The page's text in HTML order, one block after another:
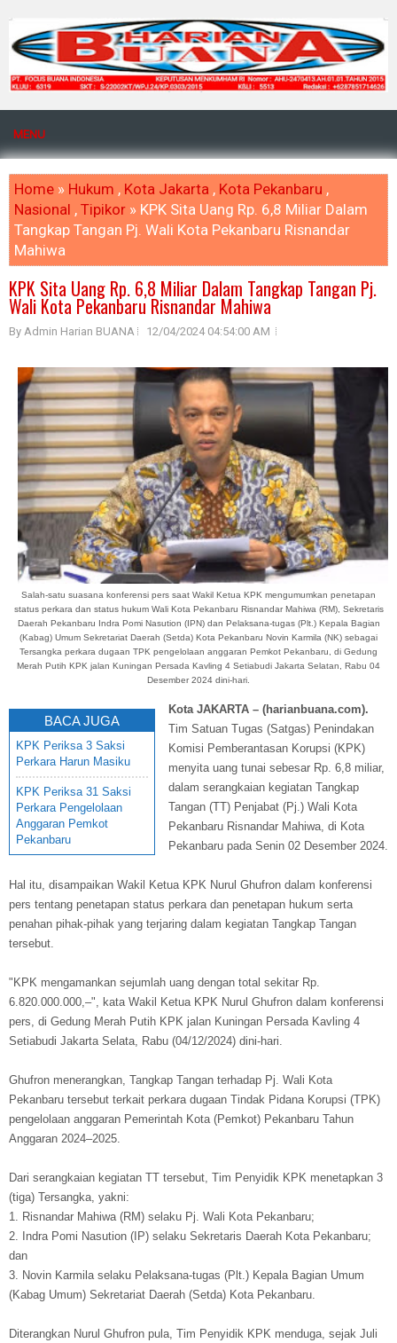
MENU
Home » Hukum , Kota Jakarta , Kota Pekanbaru ,
Nasional , Tipikor » KPK Sita Uang Rp. 6,8 Miliar Dalam
Tangkap Tangan Pj. Wali Kota Pekanbaru Risnandar
Mahiwa
KPK Sita Uang Rp. 6,8 Miliar Dalam Tangkap Tangan Pj.
Wali Kota Pekanbaru Risnandar Mahiwa
By Admin Harian BUANA 12/04/2024 04:54:00 AM
Salah-satu suasana konferensi pers saat Wakil Ketua KPK mengumumkan penetapan
status perkara dan status hukum Wali Kota Pekanbaru Risnandar Mahiwa (RM), Sekretaris
Daerah Pekanbaru Indra Pomi Nasution (IPN) dan Pelaksana-tugas (Plt.) Kepala Bagian
(Kabag) Umum Sekretariat Daerah (Setda) Kota Pekanbaru Novin Karmila (NK) sebagai
Tersangka perkara dugaan TPK pengelolaan anggaran Pemkot Pekanbaru, di Gedung
Merah Putih KPK jalan Kuningan Persada Kavling 4 Setiabudi Jakarta Selatan, Rabu 04
Desember 2024 dini-hari.
BACA JUGA
KPK Periksa 3 Saksi
Perkara Harun Masiku
KPK Periksa 31 Saksi
Perkara Pengelolaan
Anggaran Pemkot
Pekanbaru
Kota JAKARTA – (harianbuana.com).
Tim Satuan Tugas (Satgas) Penindakan
Komisi Pemberantasan Korupsi (KPK)
menyita uang tunai sebesar Rp. 6,8 miliar,
dalam serangkaian kegiatan Tangkap
Tangan (TT) Penjabat (Pj.) Wali Kota
Pekanbaru Risnandar Mahiwa, di Kota
Pekanbaru pada Senin 02 Desember 2024.
Hal itu, disampaikan Wakil Ketua KPK Nurul Ghufron dalam konferensi
pers tentang penetapan status perkara dan penetapan hukum serta
penahan pihak-pihak yang terjaring dalam kegiatan Tangkap Tangan
tersebut.
"KPK mengamankan sejumlah uang dengan total sekitar Rp.
6.820.000.000,–", kata Wakil Ketua KPK Nurul Ghufron dalam konferensi
pers, di Gedung Merah Putih KPK jalan Kuningan Persada Kavling 4
Setiabudi Jakarta Selata, Rabu (04/12/2024) dini-hari.
Ghufron menerangkan, Tangkap Tangan terhadap Pj. Wali Kota
Pekanbaru tersebut terkait perkara dugaan Tindak Pidana Korupsi (TPK)
pengelolaan anggaran Pemerintah Kota (Pemkot) Pekanbaru Tahun
Anggaran 2024–2025.
Dari serangkaian kegiatan TT tersebut, Tim Penyidik KPK menetapkan 3
(tiga) Tersangka, yakni:
1. Risnandar Mahiwa (RM) selaku Pj. Wali Kota Pekanbaru;
2. Indra Pomi Nasution (IP) selaku Sekretaris Daerah Kota Pekanbaru;
dan
3. Novin Karmila selaku Pelaksana-tugas (Plt.) Kepala Bagian Umum
(Kabag Umum) Sekretariat Daerah (Setda) Kota Pekanbaru.
Diterangkan Nurul Ghufron pula, Tim Penyidik KPK menduga, sejak Juli